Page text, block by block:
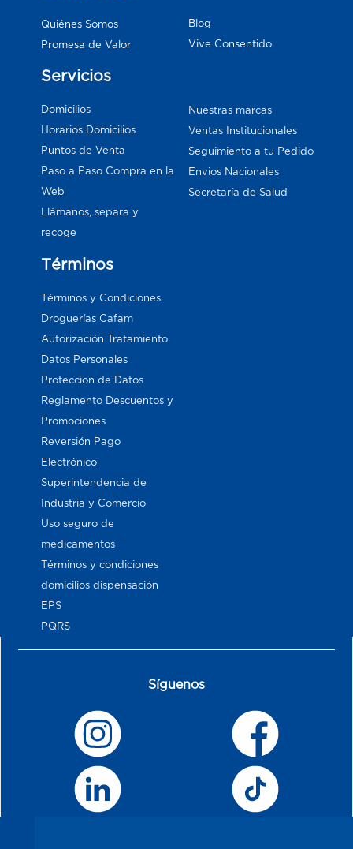
Quiénes Somos
Promesa de Valor
Blog
Vive Consentido
Servicios
Domicilios
Horarios Domicilios
Puntos de Venta
Paso a Paso Compra en la
Web
Llámanos, separa y
recoge
Nuestras marcas
Ventas Institucionales
Seguimiento a tu Pedido
Envios Nacionales
Secretaría de Salud
Términos
Términos y Condiciones
Droguerías Cafam
Autorización Tratamiento
Datos Personales
Proteccion de Datos
Reglamento Descuentos y
Promociones
Reversión Pago
Electrónico
Superintendencia de
Industria y Comercio
Uso seguro de
medicamentos
Términos y condiciones
domicilios dispensación
EPS
PQRS
Síguenos